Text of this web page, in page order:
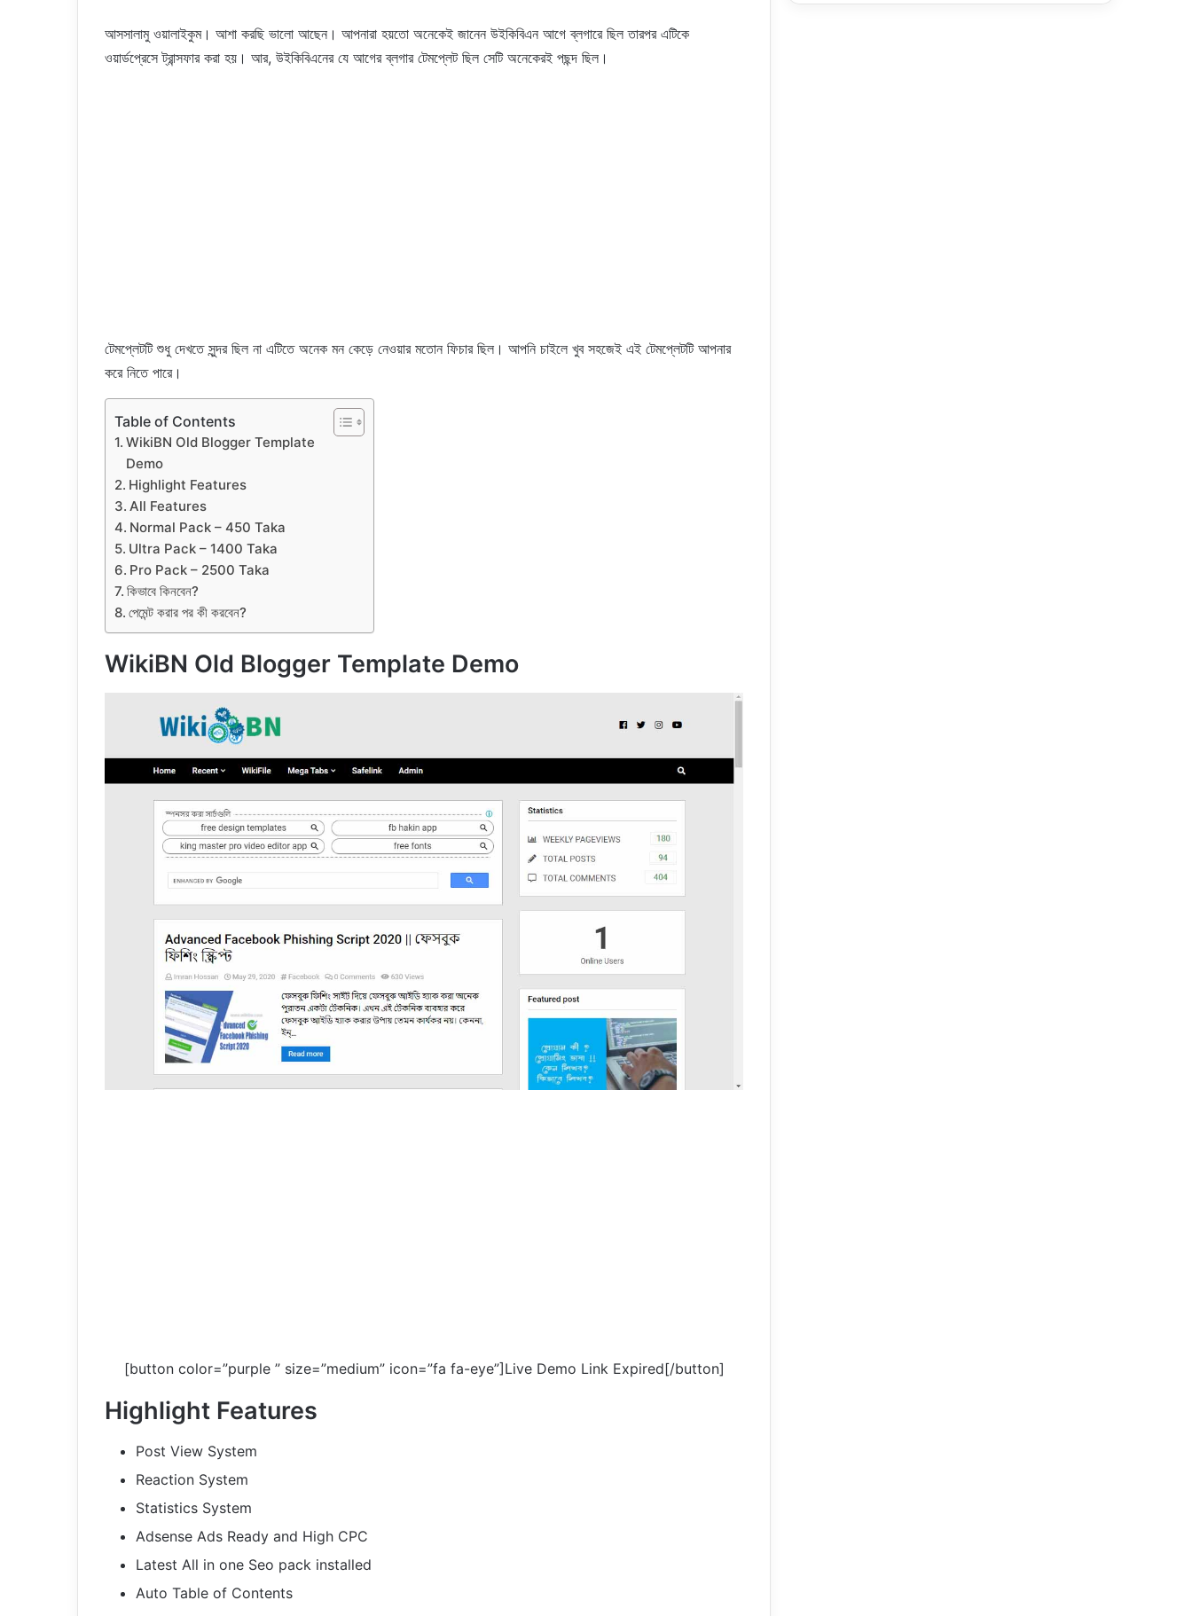
আসসালামু ওয়ালাইকুম। আশা করছি ভালো আছেন। আপনারা হয়তো অনেকেই জানেন উইকিবিএন আগে ব্লগারে ছিল তারপর এটিকে
ওয়ার্ডপ্রেসে ট্রান্সফার করা হয়। আর, উইকিবিএনের যে আগের ব্লগার টেমপ্লেট ছিল সেটি অনেকেরই পছন্দ ছিল।
টেমপ্লেটটি শুধু দেখতে সুন্দর ছিল না এটিতে অনেক মন কেড়ে নেওয়ার মতোন ফিচার ছিল। আপনি চাইলে খুব সহজেই এই টেমপ্লেটটি আপনার
করে নিতে পারে।
Table of Contents
WikiBN Old Blogger Template
Demo
Highlight Features
All Features
Normal Pack – 450 Taka
Ultra Pack – 1400 Taka
Pro Pack – 2500 Taka
কিভাবে কিনবেন?
পেমেন্ট করার পর কী করবেন?
WikiBN Old Blogger Template Demo
[button color=”purple ” size=”medium” icon=”fa fa-eye”]Live Demo Link Expired[/button]
Highlight Features
Post View System
Reaction System
Statistics System
Adsense Ads Ready and High CPC
Latest All in one Seo pack installed
Auto Table of Contents